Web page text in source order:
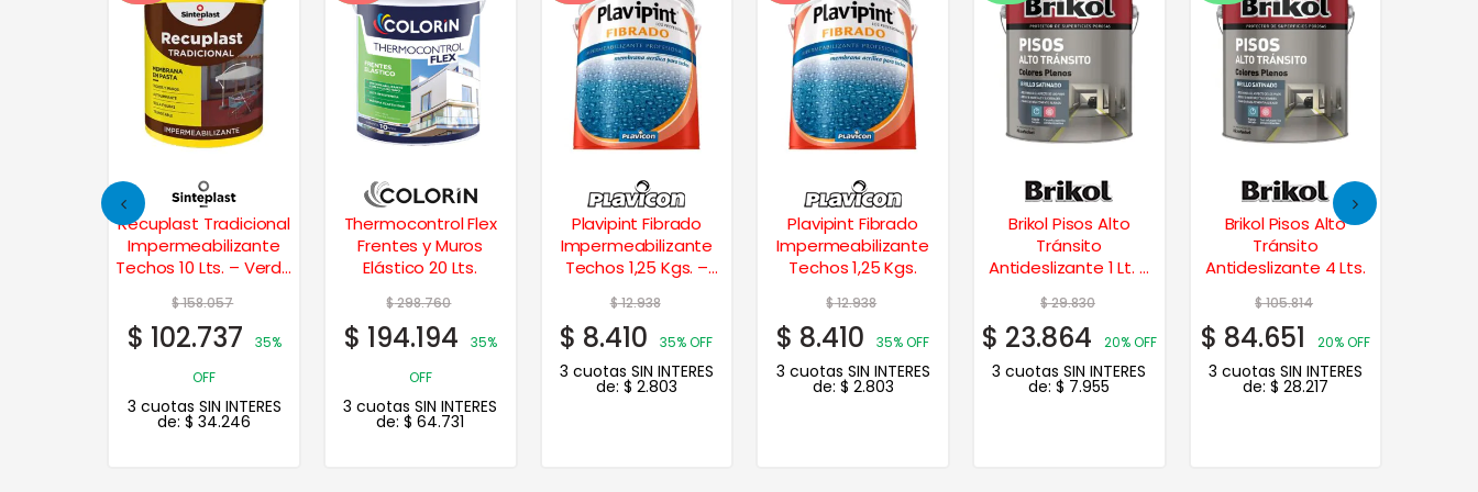
Recuplast Tradicional
Impermeabilizante
Techos 10 Lts. – Verde
$158.057
$ 102.737
35%
OFF
3 cuotas SIN INTERES
de:$ 34.246
Thermocontrol Flex
Frentes y Muros
Elástico 20 Lts.
$298.760
$ 194.194
35%
OFF
3 cuotas SIN INTERES
de:$ 64.731
Plavipint Fibrado
Impermeabilizante
Techos 1,25 Kgs. –
$12.938
$ 8.410 35% OFF
3 cuotas SIN INTERES
de: $ 2.803
Plavipint Fibrado
Impermeabilizante
Techos 1,25 Kgs.
$12.938
$ 8.410 35% OFF
3 cuotas SIN INTERES
de: $ 2.803
Brikol Pisos Alto
Tránsito
Antideslizante 1 Lt. –
$29.830
$ 23.864 20% OFF
3 cuotas SIN INTERES
de:$ 7.955
Brikol Pisos Alto
Tránsito
Antideslizante 4 Lts.
$105.814
$ 84.651 20% OFF
3 cuotas SIN INTERES
de: $ 28.217